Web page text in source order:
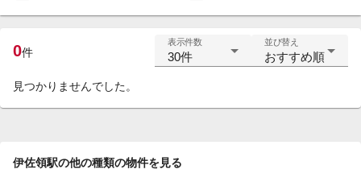
0件
表示件数
30件
並び替え
おすすめ順
見つかりませんでした。
伊佐領駅の他の種類の物件を見る